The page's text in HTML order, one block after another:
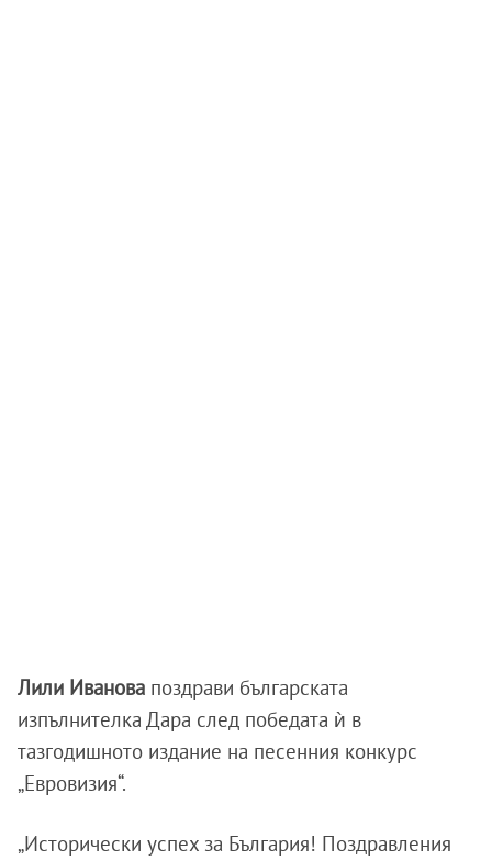
Лили Иванова поздрави българската
изпълнителка Дара след победата ѝ в
тазгодишното издание на песенния конкурс
„Евровизия“.
„Исторически успех за България! Поздравления